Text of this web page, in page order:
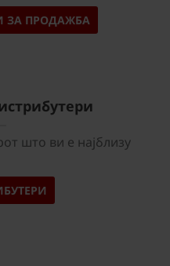
ЗА ПРОДАЖБА
што ви е најблизу